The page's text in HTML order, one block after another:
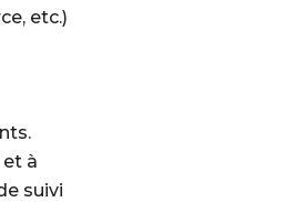
etc.)
et à
suivi